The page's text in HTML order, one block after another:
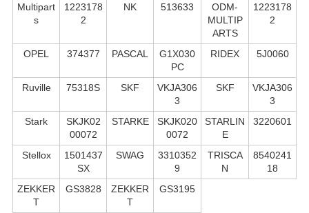
Multipart
s
1223178
2
NK 513633
ODM-
MULTIP
ARTS
1223178
2
OPEL 374377 PASCAL
G1X030
PC
RIDEX 5J0060
Ruville 75318S SKF
VKJA306
3
SKF
VKJA306
3
Stark
SKJK02
00072
STARKE
SKJK020
0072
STARLIN
E
3220601
Stellox
1501437
SX
SWAG
3310352
9
TRISCA
N
8540241
18
ZEKKER
T
GS3828
ZEKKER
T
GS3195